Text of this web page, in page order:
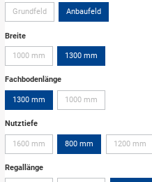
Grundfeld Anbaufeld
Breite
1000 mm 1300 mm
Fachbodenlänge
1300 mm 1000 mm
Nutztiefe
1600 mm 800 mm 1200 mm
Regallänge